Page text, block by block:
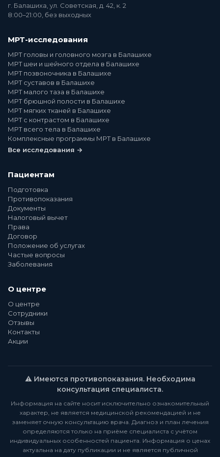
г. Балашиха, ул. Советская, д. 42, к. 2
8:00–21:00, без выходных
МРТ-исследования
МРТ головы и головного мозга в Балашихе
МРТ шеи и шейного отдела в Балашихе
МРТ позвоночника в Балашихе
МРТ суставов в Балашихе
МРТ малого таза в Балашихе
МРТ брюшной полости в Балашихе
МРТ мягких тканей в Балашихе
МРТ с контрастом в Балашихе
МРТ всего тела в Балашихе
Комплексные программы МРТ в Балашихе
Все исследования →
Пациентам
Подготовка
Противопоказания
Документы
Налоговый вычет
Права
Договор
Положение об услугах
Частые вопросы
Заболевания
О центре
О центре
Сотрудники
Отзывы
Контакты
Акции
⚠️ Имеются противопоказания. Необходима
консультация специалиста.
Информация на сайте носит исключительно ознакомительный
характер, не является медицинской рекомендацией и не
заменяет очную консультацию врача. Диагноз и план лечения
определяются только на приёме специалиста с учётом
индивидуальных особенностей пациента. Информация о ценах
актуальна на дату публикации и не является публичной